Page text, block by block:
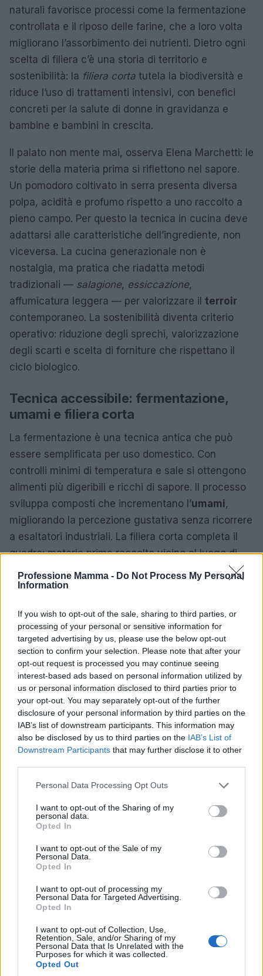
Professione Mamma - Do Not Process My Personal
Information
If you wish to opt-out of the sale, sharing to third parties, or
processing of your personal or sensitive information for
targeted advertising by us, please use the below opt-out
section to confirm your selection. Please note that after your
opt-out request is processed you may continue seeing
interest-based ads based on personal information utilized by
us or personal information disclosed to third parties prior to
your opt-out. You may separately opt-out of the further
disclosure of your personal information by third parties on the
IAB’s list of downstream participants. This information may
also be disclosed by us to third parties on the IAB’s List of
Downstream Participants that may further disclose it to other
Please note that this website/app uses one or more Google
not limited to your visit or usage behaviour. You may click to
grant or deny consent to Google and its third-party tags to
use your data for below specified purposes in below Google
consent section.
Personal Data Processing Opt Outs
I want to opt-out of the Sharing of my
personal data.
Opted In
I want to opt-out of the Sale of my
Personal Data.
Opted In
I want to opt-out of processing my
Personal Data for Targeted Advertising.
Opted In
I want to opt-out of Collection, Use,
Retention, Sale, and/or Sharing of my
Personal Data that Is Unrelated with the
Purposes for which it was collected.
Opted Out
naturali favorisce processi come la fermentazione
controllata e il riposo delle farine, che a loro volta
migliorano l’assorbimento dei nutrienti. Dietro ogni
scelta di filiera c’è una storia di territorio e
sostenibilità: la filiera corta tutela la biodiversità e
riduce l’uso di trattamenti intensivi, con benefici
concreti per la salute di donne in gravidanza e
bambine e bambini in crescita.
Il palato non mente mai, osserva Elena Marchetti: le
storie della materia prima si riflettono nel sapore.
Un pomodoro coltivato in serra presenta diversa
polpa, acidità e profumo rispetto a uno raccolto a
pieno campo. Per questo la tecnica in cucina deve
adattarsi alle caratteristiche dell’ingrediente, non
viceversa. La cucina generazionale non è
nostalgia, ma pratica che riadatta metodi
tradizionali — salagione, essiccazione,
affumicatura leggera — per valorizzare il terroir
contemporaneo. La sostenibilità diventa criterio
operativo: riduzione degli sprechi, valorizzazione
degli scarti e scelta di forniture che rispettano il
ciclo biologico.
Tecnica accessibile: fermentazione,
umami e filiera corta
La fermentazione è una tecnica antica che può
essere semplificata per uso domestico. Con
controlli minimi di temperatura e sale si ottengono
alimenti più digeribili e ricchi di sapore. Il processo
sviluppa composti che incrementano l’umami,
migliorando la percezione gustativa senza ricorrere
a esaltatori industriali. La filiera corta completa il
quadro: materie prime raccolte vicino al luogo di
consumo mantengono integrità nutrizionale e
riducono l’impronta ambientale.
Dietro ogni piatto c’è una storia di territorio e filiera,
aggiunge Marchetti, che suggerisce pratiche
concrete per le famiglie. Conservare ortaggi di
stagione con fermentazioni leggere, utilizzare
bucce come base per brodi e preferire produttori
locali aiuta a limitare gli sprechi. Queste scelte
apportano benefici per la salute materno-infantile e
per la resilienza alimentare delle comunità.
Prossimo sviluppo atteso: diffondere schede
fermentazione domestica nelle routine familiari,
garantendo sicurezza e risultati costanti.
Elena Marchetti riprende il filo: il passaggio
successivo è rendere la fermentazione accessibile
alle famiglie.
Il palato non mente mai, afferma Marchetti, e la
fermentazione mette in luce queste verità
sensoriali. Nella pratica domestica il processo
concentra aromi e sviluppaumami, offrendo
alternative più sane ai condimenti industriali.